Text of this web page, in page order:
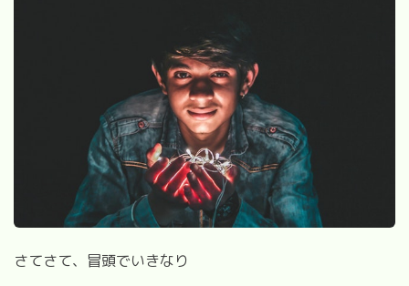
さてさて、冒頭でいきなり